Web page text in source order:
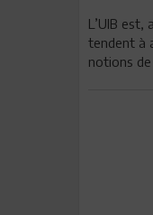
L’UIB
tendent à
notions